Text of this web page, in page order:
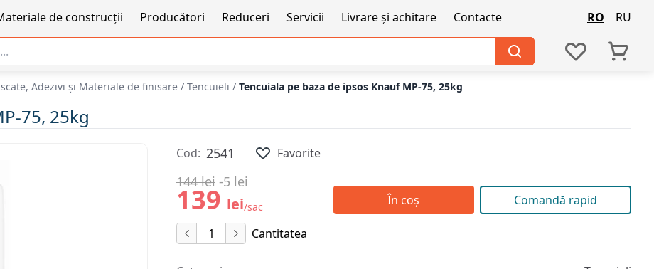
de construcții Producători Reduceri Servicii Livrare și achitare Contacte RO RU
Adezivi şi Materiale de finisare / Tencuieli / Tencuiala pe baza de ipsos Knauf MP-75, 25kg
75, 25kg
Cod: 2541 Favorite
139 lei/sac
144 lei -5 lei
În coș Comandă rapid
Cantitatea